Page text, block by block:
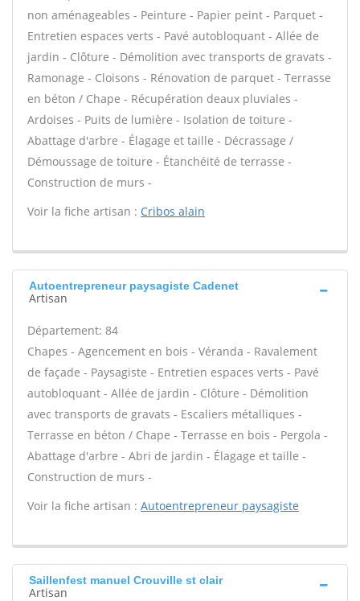
non aménageables - Peinture - Papier peint - Parquet -
Entretien espaces verts - Pavé autobloquant - Allée de
jardin - Clôture - Démolition avec transports de gravats -
Ramonage - Cloisons - Rénovation de parquet - Terrasse
en béton / Chape - Récupération deaux pluviales -
Ardoises - Puits de lumière - Isolation de toiture -
Abattage d'arbre - Élagage et taille - Décrassage /
Démoussage de toiture - Étanchéité de terrasse -
Construction de murs -
Voir la fiche artisan : Cribos alain
Autoentrepreneur paysagiste Cadenet
Artisan
Département: 84
Chapes - Agencement en bois - Véranda - Ravalement
de façade - Paysagiste - Entretien espaces verts - Pavé
autobloquant - Allée de jardin - Clôture - Démolition
avec transports de gravats - Escaliers métalliques -
Terrasse en béton / Chape - Terrasse en bois - Pergola -
Abattage d'arbre - Abri de jardin - Élagage et taille -
Construction de murs -
Voir la fiche artisan : Autoentrepreneur paysagiste
Saillenfest manuel Crouville st clair
Artisan